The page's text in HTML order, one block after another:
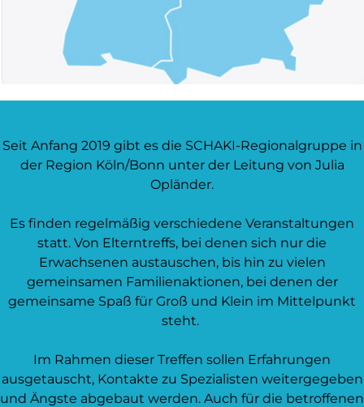
Seit Anfang 2019 gibt es die SCHAKI-Regionalgruppe in
der Region Köln/Bonn unter der Leitung von Julia
Opländer.
Es finden regelmäßig verschiedene Veranstaltungen
statt. Von Elterntreffs, bei denen sich nur die
Erwachsenen austauschen, bis hin zu vielen
gemeinsamen Familienaktionen, bei denen der
gemeinsame Spaß für Groß und Klein im Mittelpunkt
steht.
Im Rahmen dieser Treffen sollen Erfahrungen
ausgetauscht, Kontakte zu Spezialisten weitergegeben
und Ängste abgebaut werden. Auch für die betroffenen